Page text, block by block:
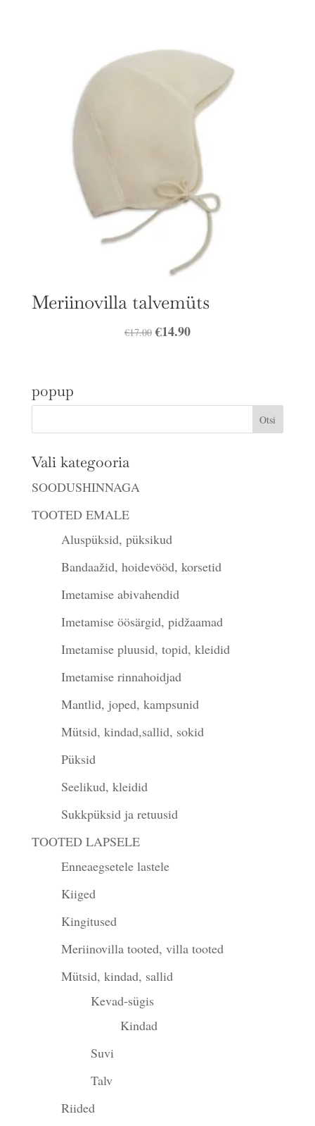
Meriinovilla talvemüts
€17.00 Algne
€14.90Praegune
popup
Vali kategooria
SOODUSHINNAGA
TOOTED EMALE
Aluspüksid, püksikud
Bandaažid, hoidevööd, korsetid
Imetamise abivahendid
Imetamise öösärgid, pidžaamad
Imetamise pluusid, topid, kleidid
Imetamise rinnahoidjad
Mantlid, joped, kampsunid
Mütsid, kindad,sallid, sokid
Püksid
Seelikud, kleidid
Sukkpüksid ja retuusid
TOOTED LAPSELE
Enneaegsetele lastele
Kiiged
Kingitused
Meriinovilla tooted, villa tooted
Mütsid, kindad, sallid
Kevad-sügis
Kindad
Suvi
Talv
Riided